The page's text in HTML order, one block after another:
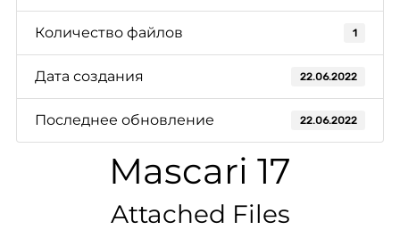
Количество файлов 1
Дата создания 22.06.2022
Последнее обновление 22.06.2022
Mascari 17
Attached Files